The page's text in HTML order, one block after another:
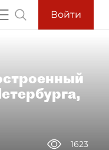
Войти
1623